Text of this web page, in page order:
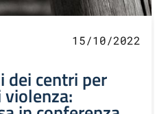
15/10/2022
dei centri per